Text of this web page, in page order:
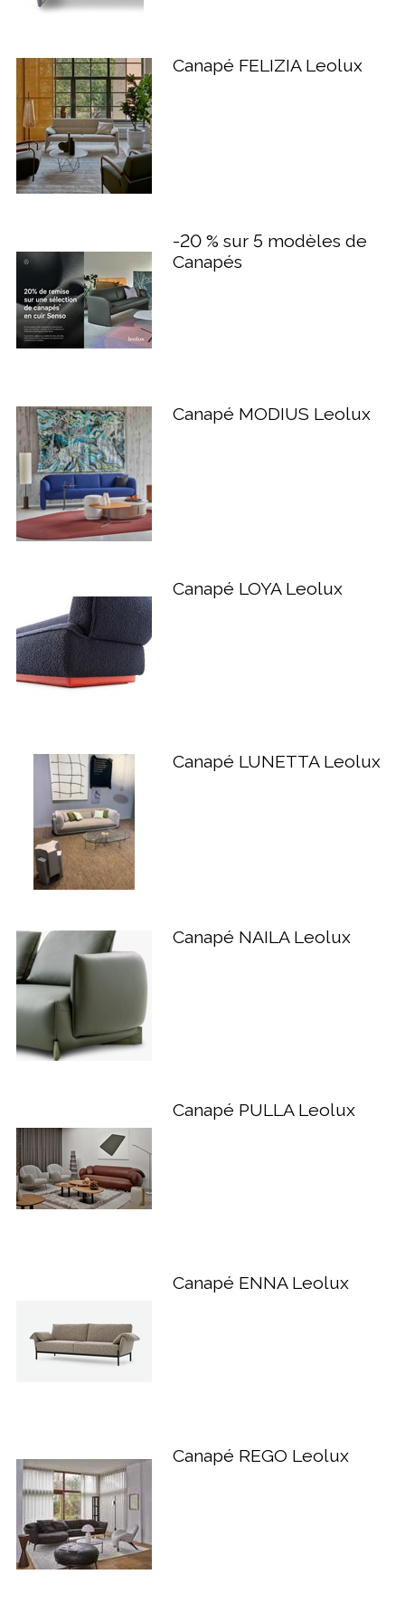
Canapé FELIZIA Leolux
-20 % sur 5 modèles de
Canapés
Canapé MODIUS Leolux
Canapé LOYA Leolux
Canapé LUNETTA Leolux
Canapé NAILA Leolux
Canapé PULLA Leolux
Canapé ENNA Leolux
Canapé REGO Leolux